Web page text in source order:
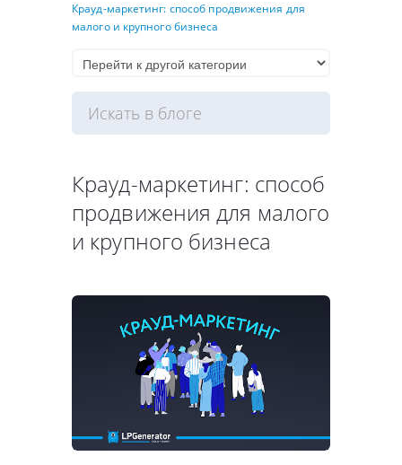
Крауд-маркетинг: способ продвижения для
малого и крупного бизнеса
Крауд-маркетинг: способ
продвижения для малого
и крупного бизнеса